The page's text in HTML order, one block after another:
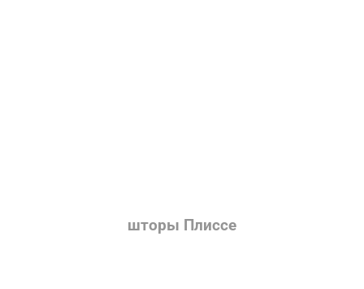
шторы Плиссе